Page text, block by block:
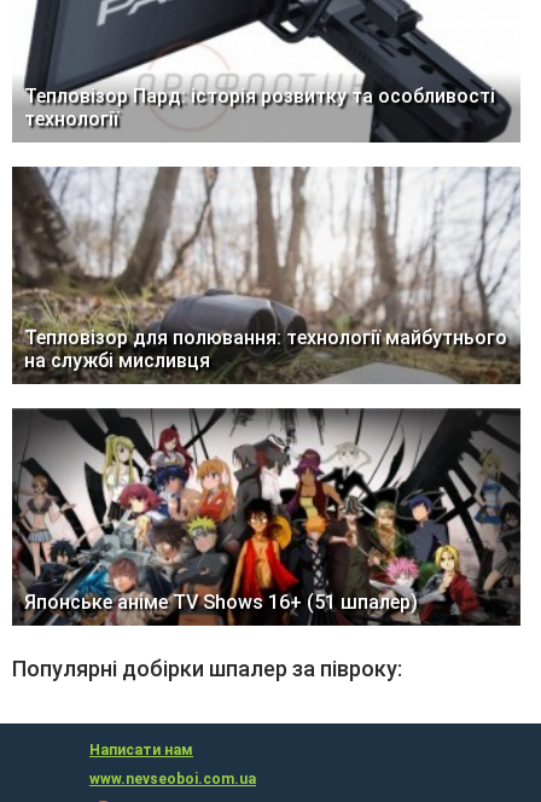
Тепловізор Пард: історія розвитку та особливості
технології
Тепловізор для полювання: технології майбутнього
на службі мисливця
Японське аніме TV Shows 16+ (51 шпалер)
Популярні добірки шпалер за півроку:
Написати нам
www.nevseoboi.com.ua